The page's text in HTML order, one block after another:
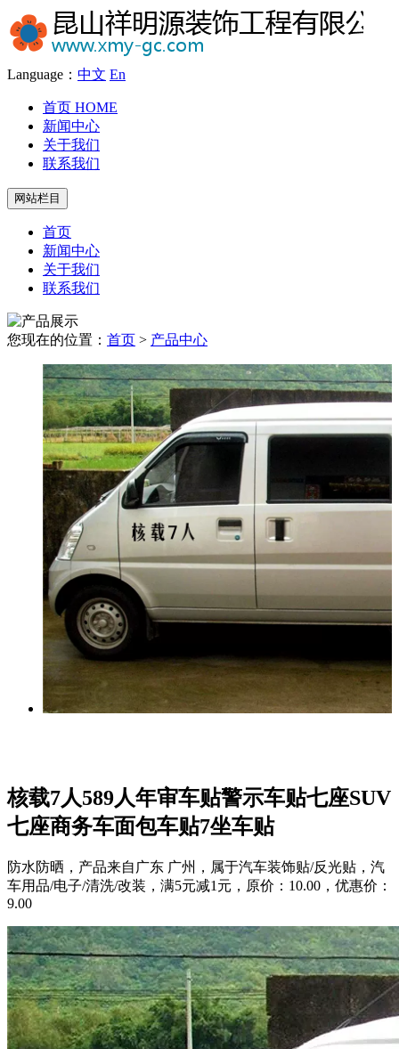
Language： 中文 En
首页 HOME
新闻中心
关于我们
联系我们
网站栏目
首页
新闻中心
关于我们
联系我们
您现在的位置： 首页 > 产品中心
核载7人589人年审车贴警示车贴七座SUV
七座商务车面包车贴7坐车贴
防水防晒，产品来自广东 广州，属于汽车装饰贴/反光贴，汽
车用品/电子/清洗/改装，满5元减1元，原价：10.00，优惠价：
9.00